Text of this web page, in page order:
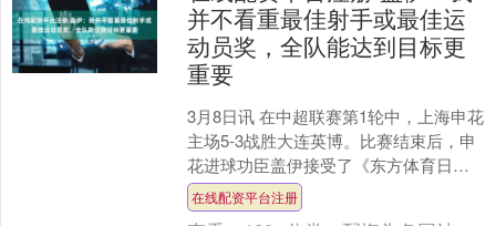
并不看重最佳射手或最佳运
动员奖，全队能达到目标更
重要
3月8日讯 在中超联赛第1轮中，上海申花
主场5-3战胜大连英博。比赛结束后，申
花进球功臣盖伊接受了《东方体育日
报》记者的现场采访。 盖伊表示：“我可
能（和别人）....
在线配资平台注册